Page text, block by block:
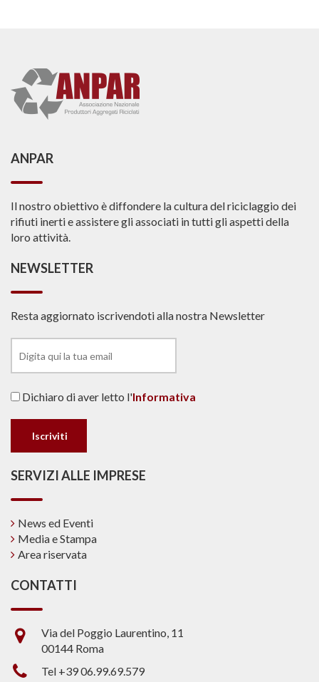
ANPAR
Il nostro obiettivo è diffondere la cultura del riciclaggio dei
rifiuti inerti e assistere gli associati in tutti gli aspetti della
loro attività.
NEWSLETTER
Resta aggiornato iscrivendoti alla nostra Newsletter
Dichiaro di aver letto l'Informativa
SERVIZI ALLE IMPRESE
News ed Eventi
Media e Stampa
Area riservata
CONTATTI
Via del Poggio Laurentino, 11
00144 Roma
Tel +39 06.99.69.579